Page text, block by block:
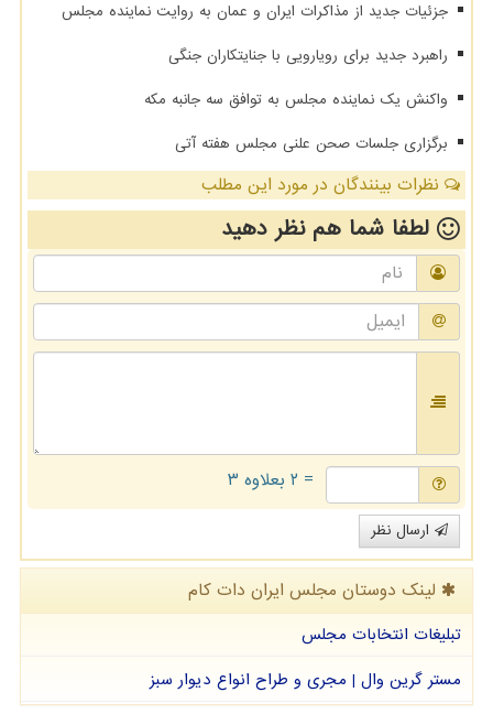
جزئیات جدید از مذاکرات ایران و عمان به روایت نماینده مجلس
راهبرد جدید برای رویارویی با جنایتکاران جنگی
واکنش یک نماینده مجلس به توافق سه جانبه مکه
برگزاری جلسات صحن علنی مجلس هفته آتی
نظرات بینندگان در مورد این مطلب
لطفا شما همنظر دهید
= ۲ بعلاوه ۳
ارسال نظر
لینک دوستان مجلس ایران دات كام
تبلیغات انتخابات مجلس
مستر گرین وال | مجری و طراح انواع دیوار سبز